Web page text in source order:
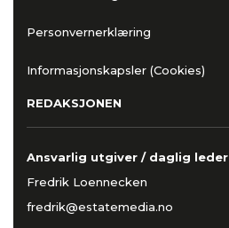
Personvernerklæring
Informasjonskapsler (Cookies)
REDAKSJONEN
Ansvarlig utgiver / daglig leder
Fredrik Loennecken
fredrik@estatemedia.no